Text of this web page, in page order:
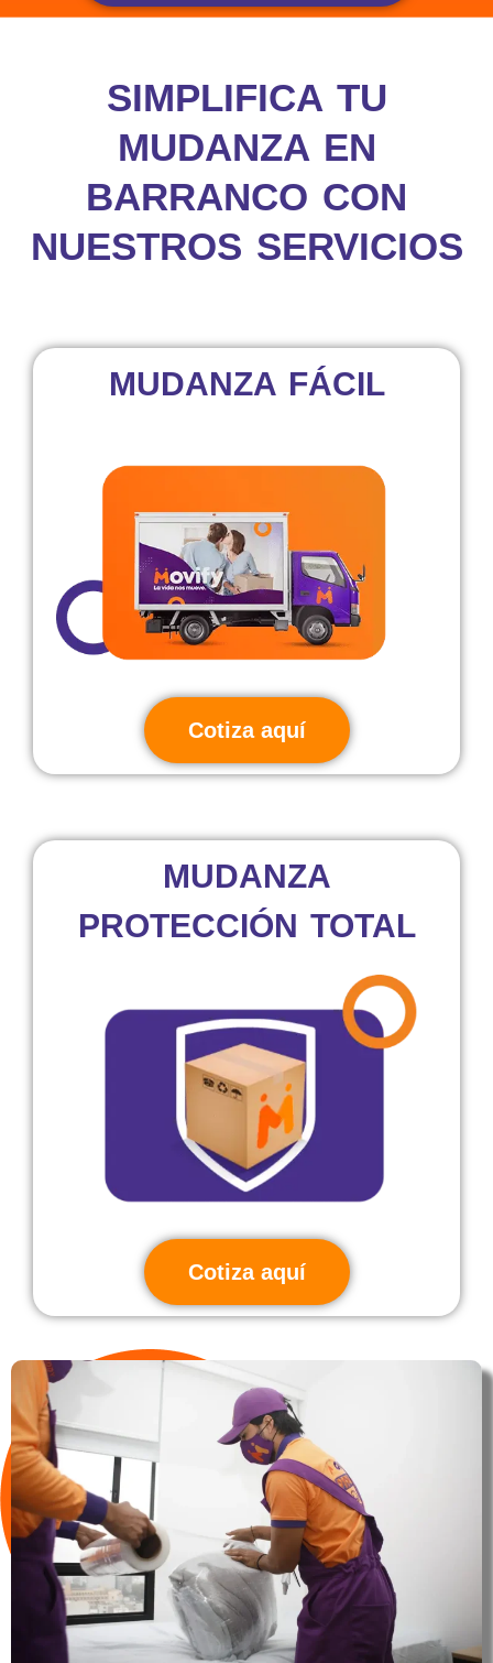
SIMPLIFICA TU
MUDANZA EN
BARRANCO CON
NUESTROS SERVICIOS
MUDANZA FÁCIL
Cotiza aquí
MUDANZA
PROTECCIÓN TOTAL
Cotiza aquí